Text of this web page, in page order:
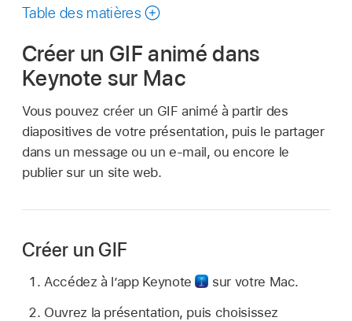
ce
Table des matières
Créer un GIF animé dans
Keynote sur Mac
Vous pouvez créer un GIF animé à partir des
diapositives de votre présentation, puis le partager
dans un message ou un e-mail, ou encore le
publier sur un site web.
Créer un GIF
Accédez à l’app Keynote
sur votre Mac.
Ouvrez la présentation, puis choisissez